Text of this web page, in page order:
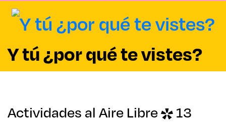
Y tú ¿por qué te vistes?
Actividades al Aire Libre
13